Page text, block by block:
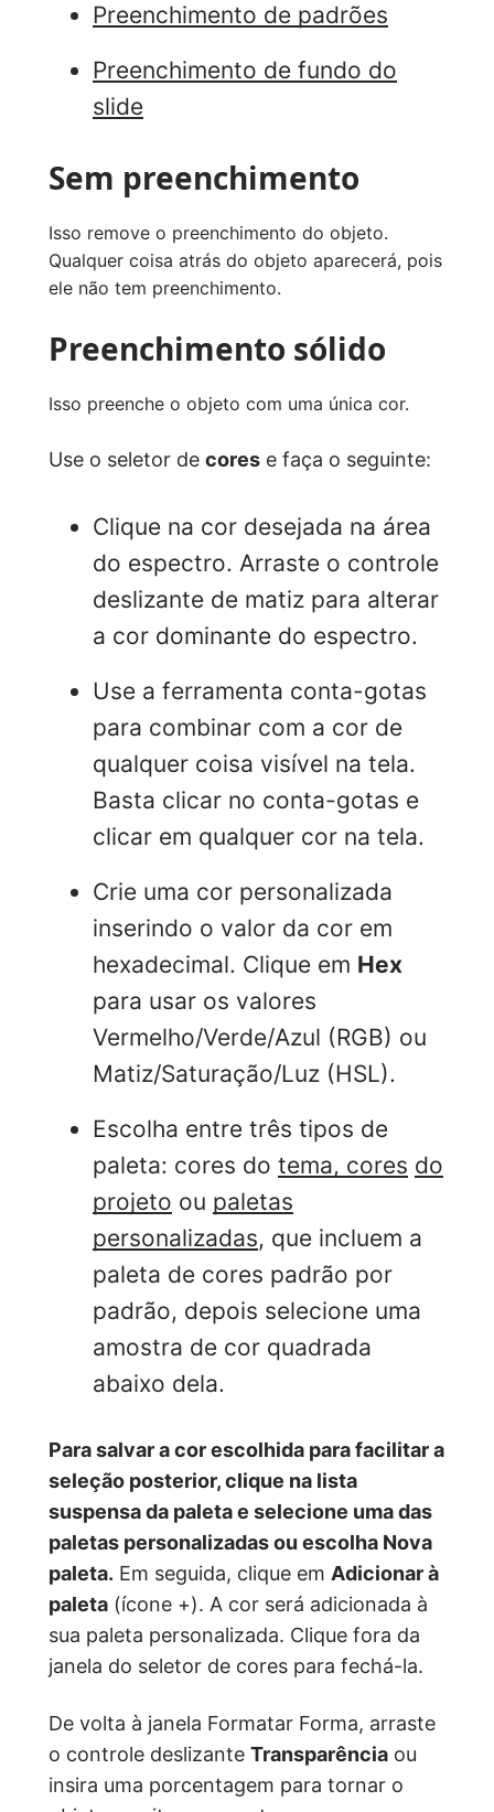
Preenchimento de padrões
Preenchimento de fundo do
slide
Sem preenchimento
Isso remove o preenchimento do objeto.
Qualquer coisa atrás do objeto aparecerá, pois
ele não tem preenchimento.
Preenchimento sólido
Isso preenche o objeto com uma única cor.
Use o seletor de cores e faça o seguinte:
Clique na cor desejada na área
do espectro. Arraste o controle
deslizante de matiz para alterar
a cor dominante do espectro.
Use a ferramenta conta-gotas
para combinar com a cor de
qualquer coisa visível na tela.
Basta clicar no conta-gotas e
clicar em qualquer cor na tela.
Crie uma cor personalizada
inserindo o valor da cor em
hexadecimal. Clique em Hex
para usar os valores
Vermelho/Verde/Azul (RGB) ou
Matiz/Saturação/Luz (HSL).
Escolha entre três tipos de
paleta: cores do tema, cores do
projeto ou paletas
personalizadas, que incluem a
paleta de cores padrão por
padrão, depois selecione uma
amostra de cor quadrada
abaixo dela.
Para salvar a cor escolhida para facilitar a
seleção posterior, clique na lista
suspensa da paleta e selecione uma das
paletas personalizadas ou escolha Nova
paleta. Em seguida, clique em Adicionar à
paleta (ícone +). A cor será adicionada à
sua paleta personalizada. Clique fora da
janela do seletor de cores para fechá-la.
De volta à janela Formatar Forma, arraste
o controle deslizante Transparência ou
insira uma porcentagem para tornar o